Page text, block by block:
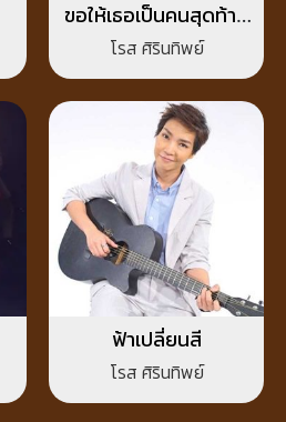
ขอให้เธอเป็นคนสุดท้าย
(Last One)
โรส ศิรินทิพย์
ฟ้าเปลี่ยนสี
โรส ศิรินทิพย์